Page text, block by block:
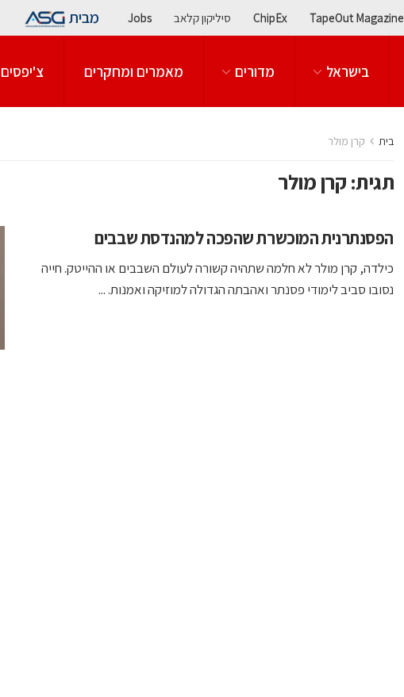
TapeOut Magazine
ChipEx סיליקון קלאב Jobs מבית
בישראל מדורים מאמרים ומחקרים צ'יפסים
בית קרן מולר
תגית: קרן מולר
הפסנתרנית המוכשרת שהפכה למהנדסת שבבים
כילדה, קרן מולר לא חלמה שתהיה קשורה לעולם השבבים או ההייטק. חייה
נסובו סביב לימודי פסנתר ואהבתה הגדולה למוזיקה ואמנות. ...